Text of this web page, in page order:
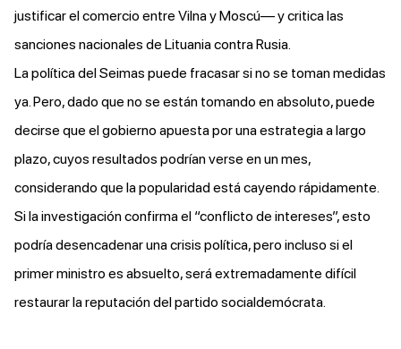
justificar el comercio entre Vilna y Moscú— ycriticalas
sanciones nacionales de Lituania contra Rusia.
La política del Seimas puede fracasar si no se toman medidas
ya. Pero, dado que no se están tomando en absoluto, puede
decirse que el gobierno apuesta por una estrategia a largo
plazo, cuyos resultados podrían verse en un mes,
considerando que la popularidad está cayendo rápidamente.
Si la investigación confirma el “conflicto de intereses”, esto
podría desencadenar una crisis política, pero incluso si el
primer ministro es absuelto, será extremadamente difícil
restaurar la reputación del partido socialdemócrata.